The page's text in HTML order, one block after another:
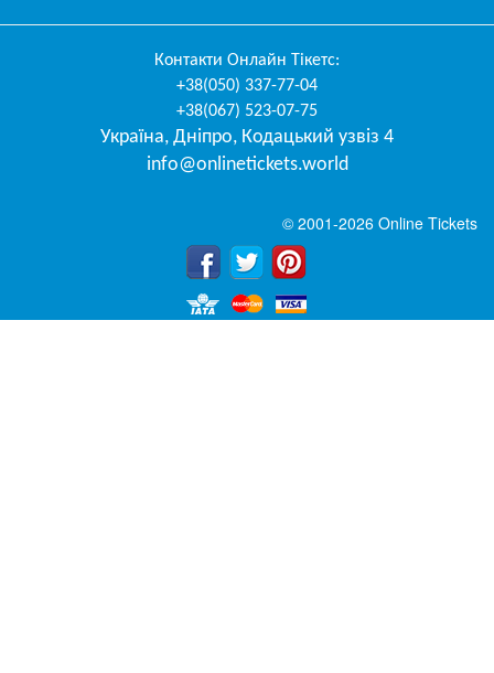
Контакти Онлайн Тікетс:
+38(050) 337-77-04
+38(067) 523-07-75
Україна, Дніпро, Кодацький узвіз 4
info@onlinetickets.world
© 2001-2026 Online Tickets